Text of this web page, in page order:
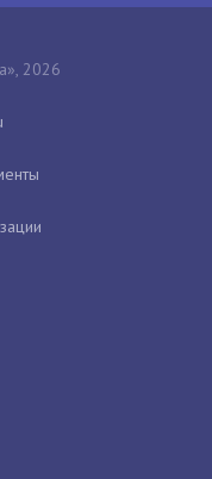
2026